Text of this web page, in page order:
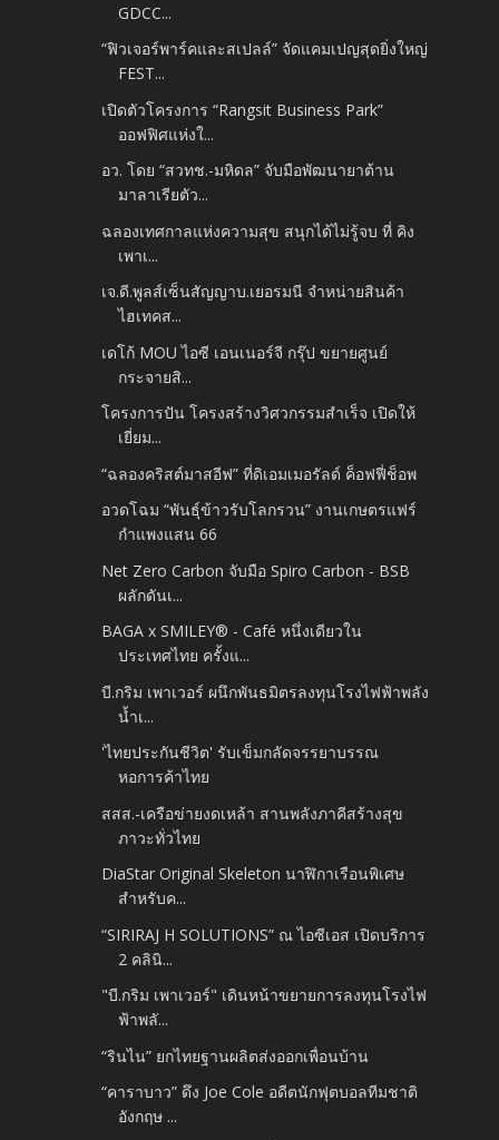
GDCC...
“ฟิวเจอร์พาร์คและสเปลล์” จัดแคมเปญสุดยิ่งใหญ่
FEST...
เปิดตัวโครงการ “Rangsit Business Park”
ออฟฟิศแห่งใ...
อว. โดย “สวทช.-มหิดล” จับมือพัฒนายาต้าน
มาลาเรียตัว...
ฉลองเทศกาลแห่งความสุข สนุกได้ไม่รู้จบ ที่ คิง
เพาเ...
เจ.ดี.พูลส์เซ็นสัญญาบ.เยอรมนี จำหน่ายสินค้า
ไฮเทคส...
เดโก้ MOU ไอซี เอนเนอร์จี กรุ๊ป ขยายศูนย์
กระจายสิ...
โครงการปัน โครงสร้างวิศวกรรมสำเร็จ เปิดให้
เยี่ยม...
“ฉลองคริสต์มาสอีฟ” ที่ดิเอมเมอรัลด์ ค็อฟฟี่ช็อพ
อวดโฉม “พันธุ์ข้าวรับโลกรวน” งานเกษตรแฟร์
กำแพงแสน 66
Net Zero Carbon จับมือ Spiro Carbon - BSB
ผลักดันเ...
BAGA x SMILEY® - Café หนึ่งเดียวใน
ประเทศไทย ครั้งแ...
บี.กริม เพาเวอร์ ผนึกพันธมิตรลงทุนโรงไฟฟ้าพลัง
น้ำเ...
'ไทยประกันชีวิต' รับเข็มกลัดจรรยาบรรณ
หอการค้าไทย
สสส.-เครือข่ายงดเหล้า สานพลังภาคีสร้างสุข
ภาวะทั่วไทย
DiaStar Original Skeleton นาฬิกาเรือนพิเศษ
สำหรับค...
“SIRIRAJ H SOLUTIONS” ณ ไอซีเอส เปิดบริการ
2 คลินิ...
"บี.กริม เพาเวอร์" เดินหน้าขยายการลงทุนโรงไฟ
ฟ้าพลั...
“รินไน” ยกไทยฐานผลิตส่งออกเพื่อนบ้าน
“คาราบาว” ดึง Joe Cole อดีตนักฟุตบอลทีมชาติ
อังกฤษ ...